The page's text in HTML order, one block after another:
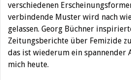
verschiedenen
verbindende Muster wird nach
gelassen. Georg Büchner
Zeitungsberichte über Femizide
das ist wiederum ein spannender
mich heute.